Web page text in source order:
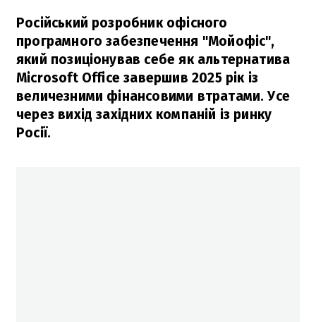
Російський розробник офісного
програмного забезпечення "Мойофіс",
який позиціонував себе як альтернатива
Microsoft Office завершив 2025 рік із
величезними фінансовими втратами. Усе
через вихід західних компаній із ринку
Росії.